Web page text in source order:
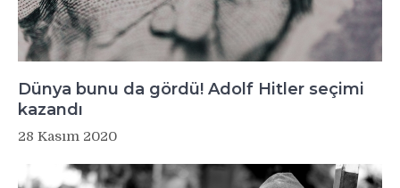
Dünya bunu da gördü! Adolf Hitler seçimi
kazandı
28 Kasım 2020